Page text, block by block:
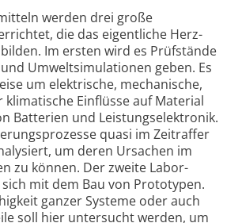
werden drei große
die das eigent­liche Herz­
bilden. Im ersten wird es Prüf­stände
Umwelt­simu­la­tionen geben. Es
um elek­trische, mecha­nische,
klima­tische Einflüsse auf Material
Batterien und Leistungs­elektronik.
quasi im Zeit­raffer
um deren Ursachen im
zu können. Der zweite Labor-
mit dem Bau von Proto­typen.
ganzer Systeme oder auch
soll hier unter­sucht werden, um